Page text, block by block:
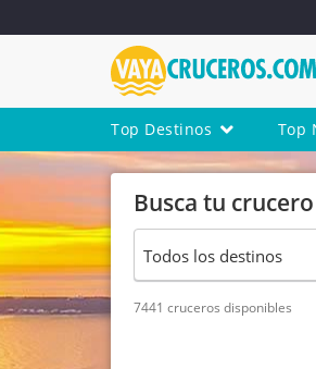
Top Destinos Top
Busca tu crucero
7441 cruceros disponibles